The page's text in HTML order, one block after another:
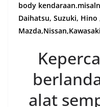
body
Daihatsu, Suzuki, Hino
alat